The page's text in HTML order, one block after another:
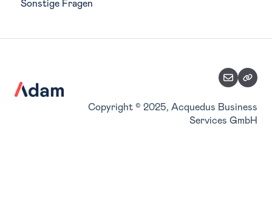
Szenarien
Integrationen
Wirtschaftsjahre
Accountverwaltung
Sonstige Fragen
Copyright © 2025, Acquedus Business
Services GmbH